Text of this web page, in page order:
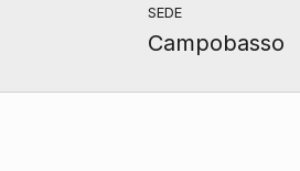
SEDE
Campobasso